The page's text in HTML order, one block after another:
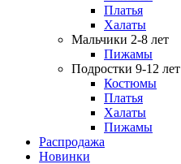
Платья
Халаты
Мальчики 2-8 лет
Пижамы
Подростки 9-12 лет
Костюмы
Платья
Халаты
Пижамы
Распродажа
Новинки